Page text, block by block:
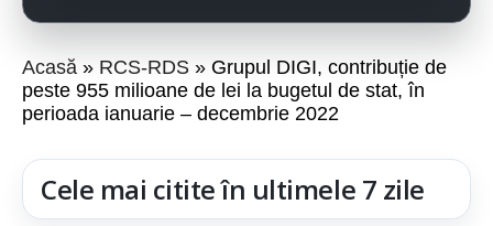
Acasă RCS-RDS
Grupul DIGI, contribuție de
peste 955 milioane de lei la bugetul de stat, în
perioada ianuarie – decembrie 2022
Cele mai citite în ultimele 7 zile